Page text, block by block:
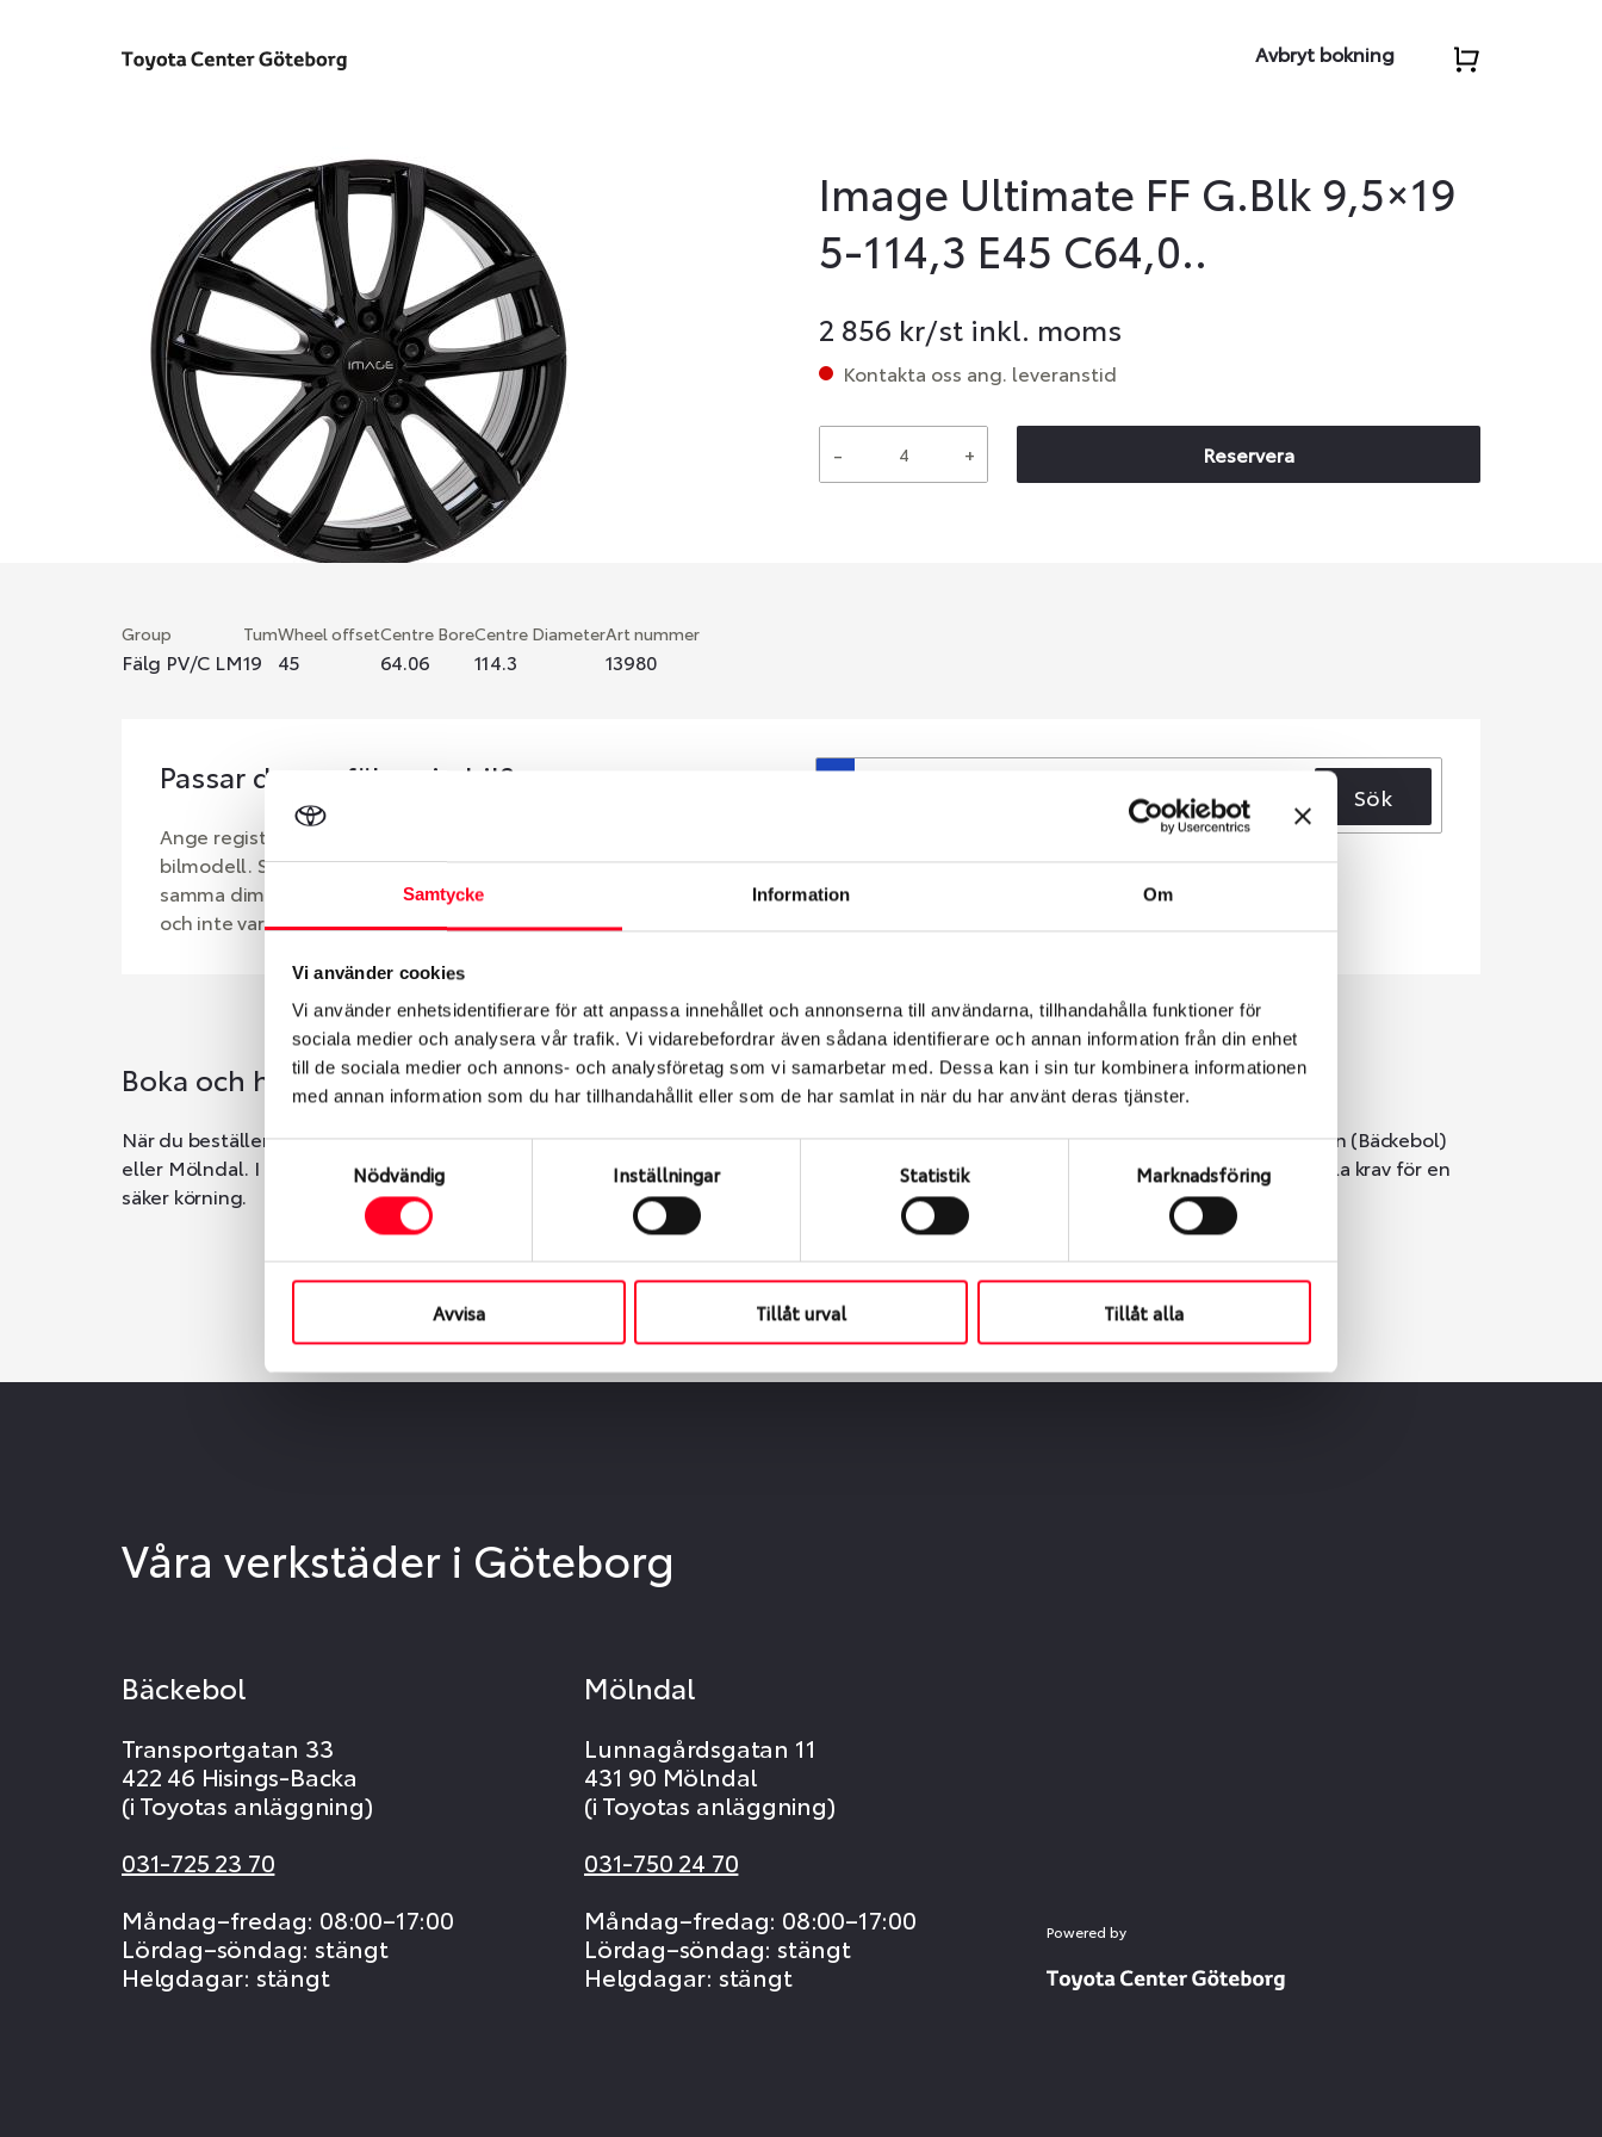
Samtycke Information Om
Vi använder cookies
Vi använder enhetsidentifierare för att anpassa innehållet och annonserna till användarna, tillhandahålla funktioner för
sociala medier och analysera vår trafik. Vi vidarebefordrar även sådana identifierare och annan information från din enhet
till de sociala medier och annons- och analysföretag som vi samarbetar med. Dessa kan i sin tur kombinera informationen
med annan information som du har tillhandahållit eller som de har samlat in när du har använt deras tjänster.
Samtyckesval
Nödvändig Inställningar Statistik Marknadsföring
Avvisa Tillåt urval Tillåt alla
Avbryt bokning
Image Ultimate FF G.Blk 9,5×19
5-114,3 E45 C64,0..
2 856 kr/st inkl. moms
Kontakta oss ang. leveranstid
- + Reservera
Group
Fälg PV/C LM
Tum
19
Wheel offset
45
Centre Bore
64.06
Centre Diameter
114.3
Art nummer
13980
Passar denna fälg min bil?
Ange registreringsnummer för att se om den fälg du valt passar din
bilmodell. Se till att kolla en extra gång så att däck och fälg har
samma dimensioner. Ibland kan fälgen ha bytts ut under årens lopp
och inte vara samma dimension som bilen hade ut från fabrik.
Sök
Boka och hämta hos Däckspecialen
När du beställer dina nya däck eller fälgar hos oss levereras de direkt till någon av våra däckverkstäder i Göteborg. Välj mellan Hisingen (Bäckebol)
eller Mölndal. I beställningen anger du datum och tid för upphämtning eller service. När vi byter dina däck ser vi till att de uppfyller alla krav för en
säker körning.
Våra verkstäder i Göteborg
Bäckebol
Transportgatan 33
422 46 Hisings-Backa
(i Toyotas anläggning)
031-725 23 70
Måndag–fredag: 08:00–17:00
Lördag–söndag: stängt
Helgdagar: stängt
Mölndal
Lunnagårdsgatan 11
431 90 Mölndal
(i Toyotas anläggning)
031-750 24 70
Måndag–fredag: 08:00–17:00
Lördag–söndag: stängt
Helgdagar: stängt
Powered by